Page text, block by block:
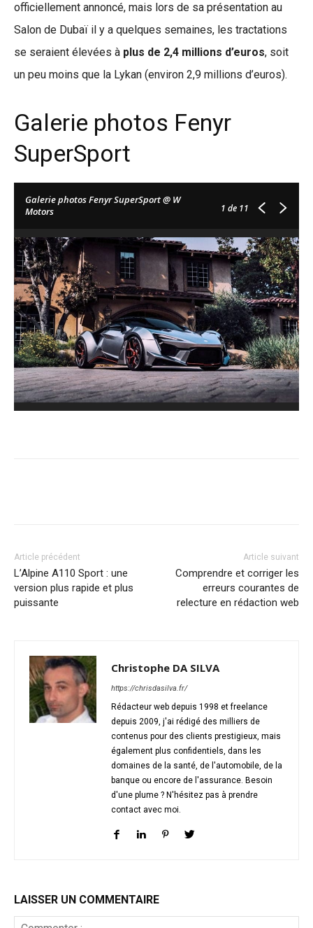
officiellement annoncé, mais lors de sa présentation au
Salon de Dubaï il y a quelques semaines, les tractations
se seraient élevées à plus de 2,4 millions d’euros, soit
un peu moins que la Lykan (environ 2,9 millions d’euros).
Galerie photos Fenyr
SuperSport
Galerie photos Fenyr SuperSport @ W
Motors
1 de 11
Article précédent
L’Alpine A110 Sport : une
version plus rapide et plus
puissante
Article suivant
Comprendre et corriger les
erreurs courantes de
relecture en rédaction web
Christophe DA SILVA
https://chrisdasilva.fr/
Rédacteur web depuis 1998 et freelance
depuis 2009, j'ai rédigé des milliers de
contenus pour des clients prestigieux, mais
également plus confidentiels, dans les
domaines de la santé, de l'automobile, de la
banque ou encore de l'assurance. Besoin
d'une plume ? N'hésitez pas à prendre
contact avec moi.
LAISSER UN COMMENTAIRE